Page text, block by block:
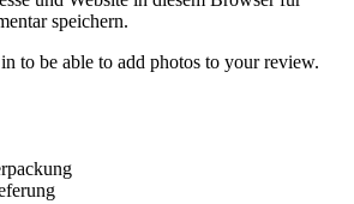
speichern.
to be able to add photos to your review.